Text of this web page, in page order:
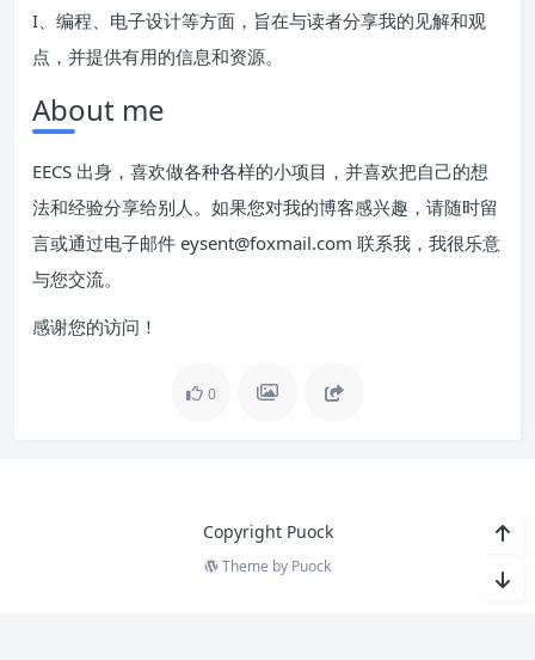
I、编程、电子设计等方面，旨在与读者分享我的见解和观
点，并提供有用的信息和资源。
About me
EECS 出身，喜欢做各种各样的小项目，并喜欢把自己的想
法和经验分享给别人。如果您对我的博客感兴趣，请随时留
言或通过电子邮件 eysent@foxmail.com 联系我，我很乐意
与您交流。
感谢您的访问！
0
Copyright Puock
Theme by Puock